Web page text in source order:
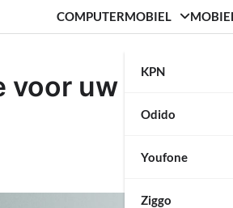
COMPUTERMOBIEL
KPN
Odido
Youfone
Ziggo
uw gezin: